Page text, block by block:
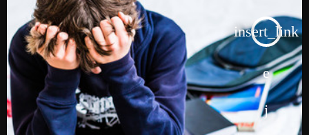
insert_link